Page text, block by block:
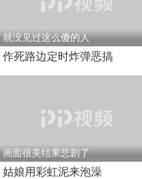
就没见过这么傻的人
作死路边定时炸弹恶搞
画面很美结果悲剧了
姑娘用彩虹泥来泡澡